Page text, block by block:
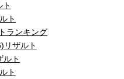
ト
ランキング
リザルト
ルト
ト